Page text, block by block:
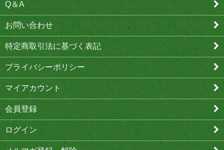
Q＆A
お問い合わせ
特定商取引法に基づく表記
プライバシーポリシー
マイアカウント
会員登録
ログイン